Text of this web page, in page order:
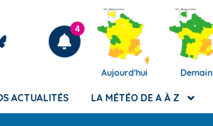
Articles
4
Aujourd'hui Demain
ACTUALITÉS LA MÉTÉO DE A À Z